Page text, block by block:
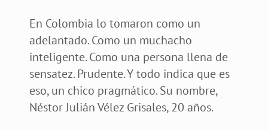
En Colombia lo tomaron como un
adelantado. Como un muchacho
inteligente. Como una persona llena de
sensatez. Prudente. Y todo indica que es
eso, un chico pragmático. Su nombre,
Néstor Julián Vélez Grisales, 20 años.